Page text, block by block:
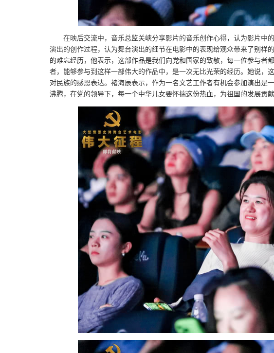
在映后交流中，音乐总监关峡分享影片的音乐创作心得，认为影片中
演出的创作过程，认为舞台演出的细节在电影中的表现给观众带来了别样
的难忘经历，他表示，这部作品是我们向党和国家的致敬，每一位参与者
者，能够参与到这样一部伟大的作品中，是一次无比光荣的经历。她说，
对民族的感恩表达。褚海辰表示，作为一名文艺工作者有机会参加演出是
沸腾，在党的领导下，每一个中华儿女要怀揣这份热血，为祖国的发展贡献